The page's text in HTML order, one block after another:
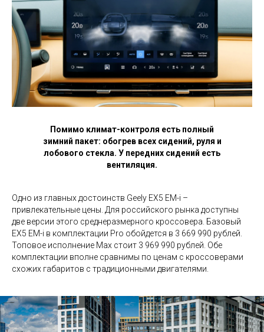
Помимо климат-контроля есть полный
зимний пакет: обогрев всех сидений, руля и
лобового стекла. У передних сидений есть
вентиляция.
Одно из главных достоинств Geely EX5 EM-i –
привлекательные цены. Для российского рынка доступны
две версии этого среднеразмерного кроссовера. Базовый
EX5 EM-i в комплектации Pro обойдется в 3 669 990 рублей.
Топовое исполнение Max стоит 3 969 990 рублей. Обе
комплектации вполне сравнимы по ценам с кроссоверами
схожих габаритов с традиционными двигателями.